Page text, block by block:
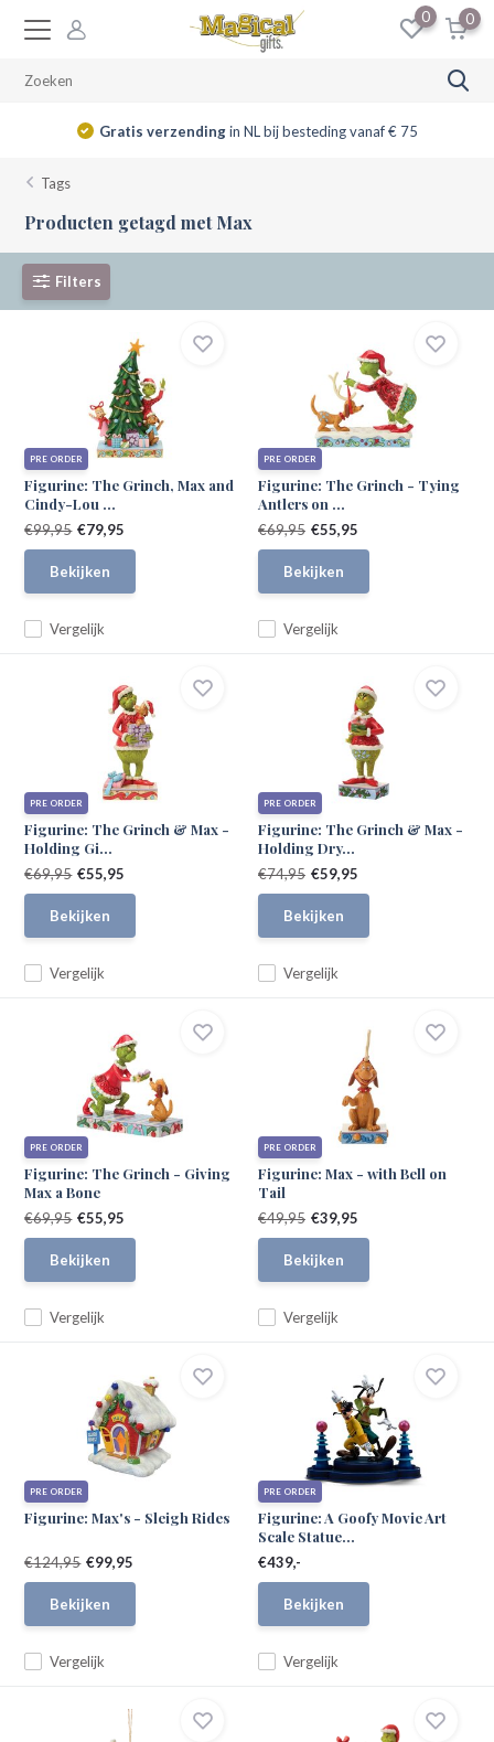
0 0
Gratis verzendingin NL bij besteding vanaf € 75
Tags
Producten getagd met Max
Filters
PRE ORDER
Figurine: The Grinch, Max and
Cindy-Lou ...
Vergelijk
€99,95 €79,95
Bekijken
PRE ORDER
Figurine: The Grinch - Tying
Antlers on ...
Vergelijk
€69,95 €55,95
Bekijken
PRE ORDER
Figurine: The Grinch & Max -
Holding Gi...
Vergelijk
€69,95 €55,95
Bekijken
PRE ORDER
Figurine: The Grinch & Max -
Holding Dry...
Vergelijk
€74,95 €59,95
Bekijken
PRE ORDER
Figurine: The Grinch - Giving
Max a Bone
Vergelijk
€69,95 €55,95
Bekijken
PRE ORDER
Figurine: Max - with Bell on
Tail
Vergelijk
€49,95 €39,95
Bekijken
PRE ORDER
Figurine: Max's - Sleigh Rides
Vergelijk
€124,95 €99,95
Bekijken
PRE ORDER
Figurine: A Goofy Movie Art
Scale Statue...
Vergelijk
€439,-
Bekijken